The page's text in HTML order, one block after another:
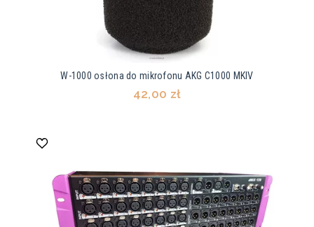
W-1000 osłona do mikrofonu AKG C1000 MKIV
42,00 zł